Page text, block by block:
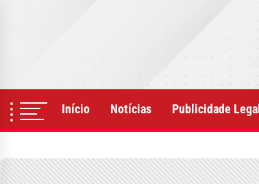
Início Notícias Publicidade Legal